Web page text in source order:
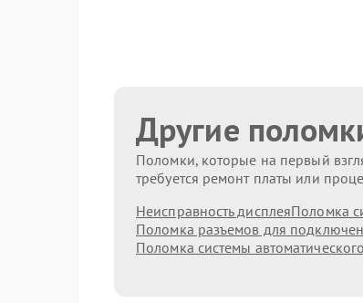
Другие
Поломки, которые на первый
требуется ремонт платы или
Неисправность дисплеяПоломка
Поломка разъемов для
Поломка системы